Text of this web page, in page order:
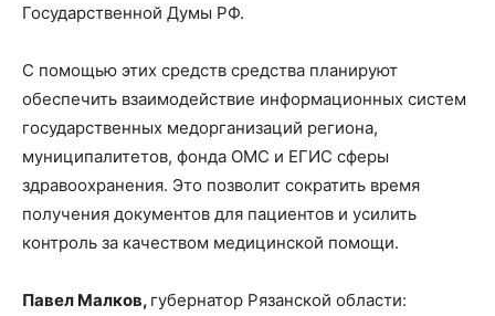
Государственной Думы РФ.
С помощью этих средств средства планируют
обеспечить взаимодействие информационных систем
государственных медорганизаций региона,
муниципалитетов, фонда ОМС и ЕГИС сферы
здравоохранения. Это позволит сократить время
получения документов для пациентов и усилить
контроль за качеством медицинской помощи.
Павел Малков, губернатор Рязанской области: